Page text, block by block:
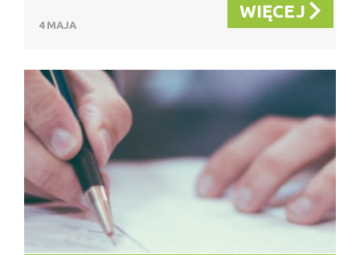
4 MAJA
WIĘCEJ